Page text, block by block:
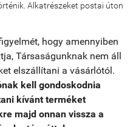
Alkatrészeket postai úton
hogy amennyiben
Társaságunknak nem áll
elszállítani a vásárlótól.
kell gondoskodnia
kívánt terméket
majd onnan vissza a